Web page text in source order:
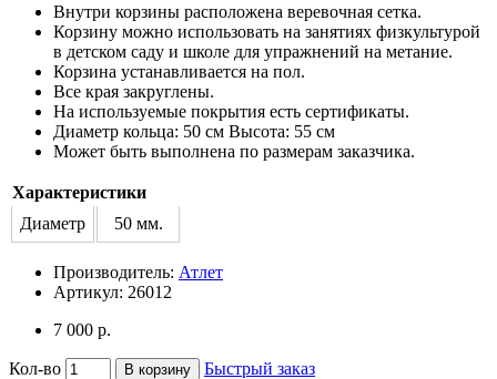
Внутри корзины расположена веревочная сетка.
Корзину можно использовать на занятиях физкультурой
в детском саду и школе для упражнений на метание.
Корзина устанавливается на пол.
Все края закруглены.
На используемые покрытия есть сертификаты.
Диаметр кольца: 50 см Высота: 55 см
Может быть выполнена по размерам заказчика.
Характеристики
Диаметр
50 мм.
Производитель: Атлет
Артикул: 26012
7 000 р.
Кол-во В корзину Быстрый заказ